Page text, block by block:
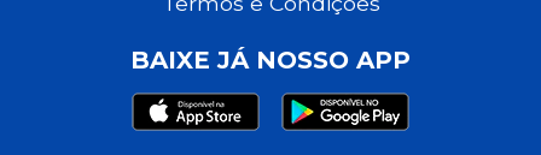
BAIXE JÁ NOSSO APP